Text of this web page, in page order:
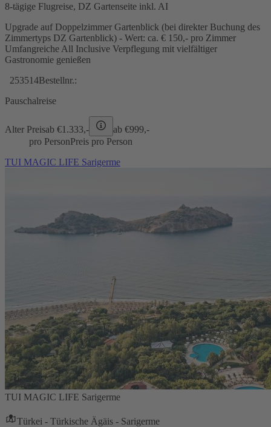
8-tägige Flugreise, DZ Gartenseite inkl. AI
Upgrade auf Doppelzimmer Gartenblick (bei direkter Buchung des
Zimmertyps DZ Gartenblick) - Wert: ca. € 150,- pro Zimmer
Umfangreiche All Inclusive Verpflegung mit vielfältiger
Gastronomie genießen
253514Bestellnr.:
Pauschalreise
Alter Preisab €1.333,- ab €999,-
pro PersonPreis pro Person
TUI MAGIC LIFE Sarigerme
TUI MAGIC LIFE Sarigerme
Türkei - Türkische Ägäis - Sarigerme